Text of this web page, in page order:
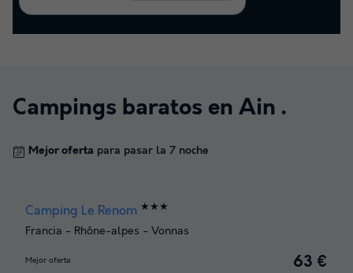
Campings baratos en Ain .
Mejor oferta para pasar la 7 noche
Camping Le Renom ★★★
Francia - Rhône-alpes - Vonnas
Mejor oferta 63 €